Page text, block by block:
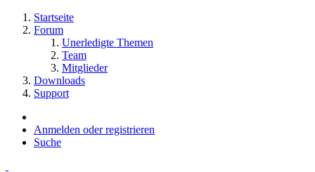
Startseite
Forum
Unerledigte Themen
Team
Mitglieder
Downloads
Support
Anmelden oder registrieren
Suche